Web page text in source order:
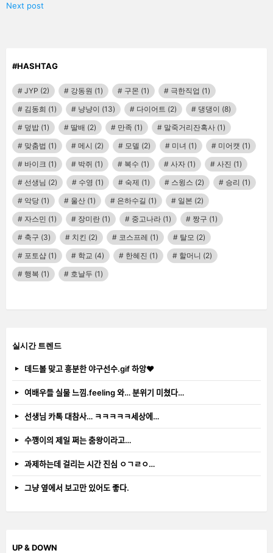
Next post
#HASHTAG
JYP (2) 강동원 (1) 구몬 (1) 극한직업 (1)
김동희 (1) 냥냥이 (13) 다이어트 (2) 댕댕이 (8)
덮밥 (1) 딸배 (2) 만족 (1) 말죽거리잔혹사 (1)
맞춤법 (1) 메시 (2) 모델 (2) 미녀 (1) 미어캣 (1)
바이크 (1) 박쥐 (1) 복수 (1) 사자 (1) 사진 (1)
선생님 (2) 수영 (1) 숙제 (1) 스윙스 (2) 승리 (1)
악당 (1) 울산 (1) 은하수길 (1) 일본 (2)
자스민 (1) 장미란 (1) 중고나라 (1) 짱구 (1)
축구 (3) 치킨 (2) 코스프레 (1) 탈모 (2)
포토샵 (1) 학교 (4) 한혜진 (1) 할머니 (2)
행복 (1) 호날두 (1)
실시간 트렌드
데드볼 맞고 흥분한 야구선수.gif 하앙❤️
여배우들 실물 느낌.feeling 와… 분위기 미쳤다…
선생님 카톡 대참사… ㅋㅋㅋㅋㅋ세상에…
수깽이의 제일 쩌는 춤왕이라고…
과제하는데 걸리는 시간 진심 ㅇㄱㄹㅇ…
그냥 옆에서 보고만 있어도 좋다.
UP & DOWN